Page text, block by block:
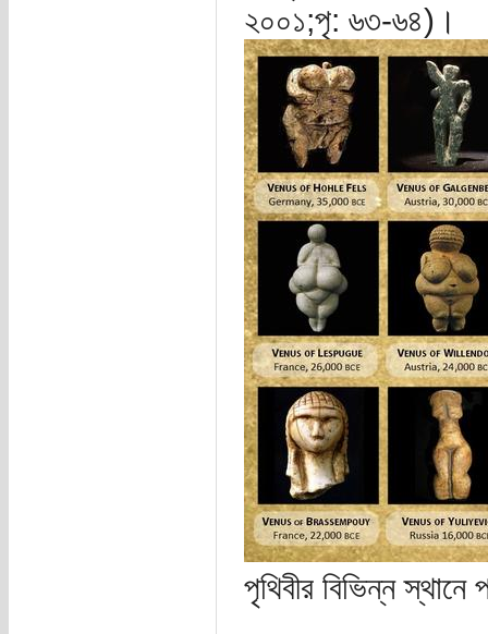
২০০১;পৃ: ৬৩-৬৪)।
পৃথিবীর বিভিন্ন স্থানে